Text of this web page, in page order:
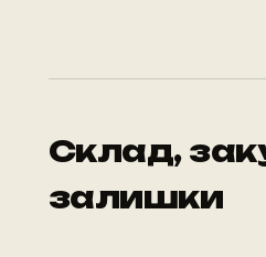
Склад,
залишки